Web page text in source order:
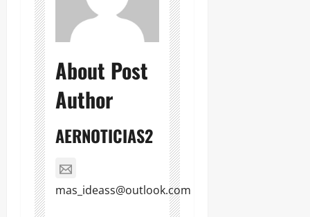
About Post
Author
AERNOTICIAS2
mas_ideass@outlook.com